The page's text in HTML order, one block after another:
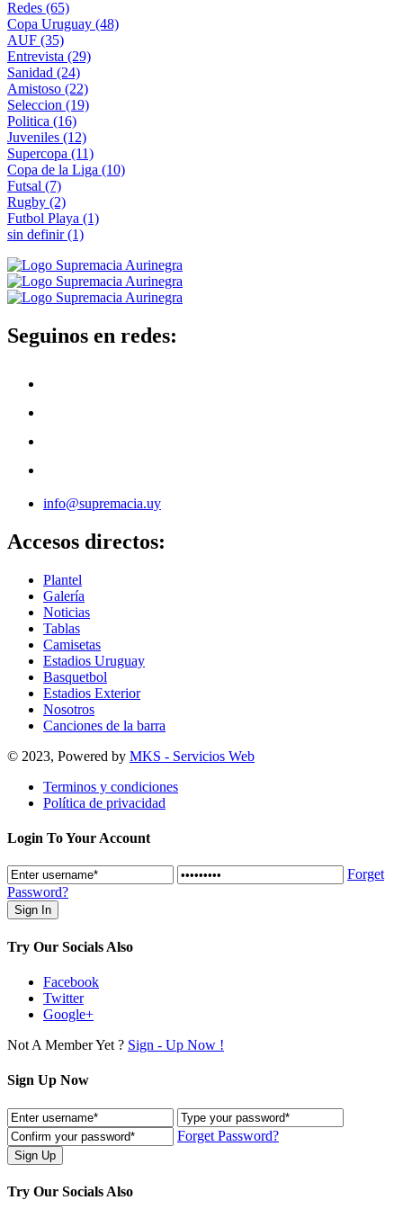
Redes (65)
Copa Uruguay (48)
AUF (35)
Entrevista (29)
Sanidad (24)
Amistoso (22)
Seleccion (19)
Politica (16)
Juveniles (12)
Supercopa (11)
Copa de la Liga (10)
Futsal (7)
Rugby (2)
Futbol Playa (1)
sin definir(1)
Seguinos en redes:
info@supremacia.uy
Accesos directos:
Plantel
Galería
Noticias
Tablas
Camisetas
Estadios Uruguay
Basquetbol
Estadios Exterior
Nosotros
Canciones de la barra
© 2023, Powered by MKS - Servicios Web
Terminos y condiciones
Política de privacidad
Login To Your Account
Forget
Password?
Try Our Socials Also
Facebook
Twitter
Google+
Not A Member Yet ? Sign - Up Now !
Sign Up Now
Forget Password?
Try Our Socials Also